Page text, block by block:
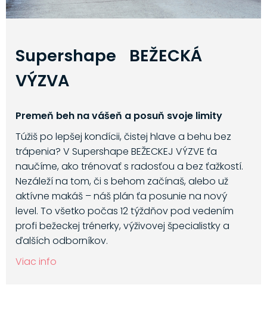
Supershape BEŽECKÁ
VÝZVA
Premeň beh na vášeň a posuň svoje limity
Túžiš po lepšej kondícii, čistej hlave a behu bez
trápenia? V Supershape BEŽECKEJ VÝZVE ťa
naučíme, ako trénovať s radosťou a bez ťažkostí.
Nezáleží na tom, či s behom začínaš, alebo už
aktívne makáš – náš plán ťa posunie na nový
level. To všetko počas 12 týždňov pod vedením
profi bežeckej trénerky, výživovej špecialistky a
ďalších odborníkov.
Viac info